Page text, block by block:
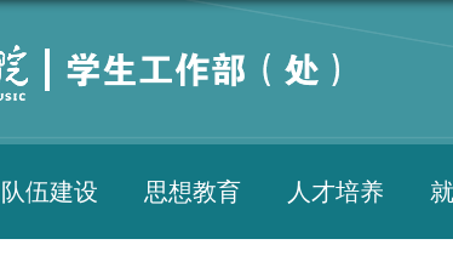
队伍建设 思想教育 人才培养